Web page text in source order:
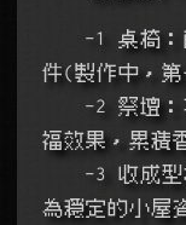
件(製作中，
福效果，累積
為穩定的小屋